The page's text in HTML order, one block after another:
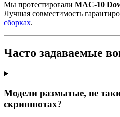
Мы протестировали MAC-10
Лучшая совместимость
сборках.
Часто задаваемые
Модели размытые, не
скриншотах?